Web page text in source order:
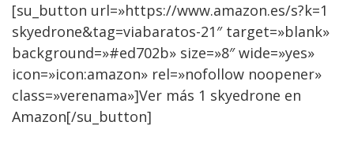
[su_button url=»https://www.amazon.es/s?k=1
skyedrone&tag=viabaratos-21″ target=»blank»
background=»#ed702b» size=»8″ wide=»yes»
icon=»icon:amazon» rel=»nofollow noopener»
class=»verenama»]Ver más 1 skyedrone en
Amazon[/su_button]